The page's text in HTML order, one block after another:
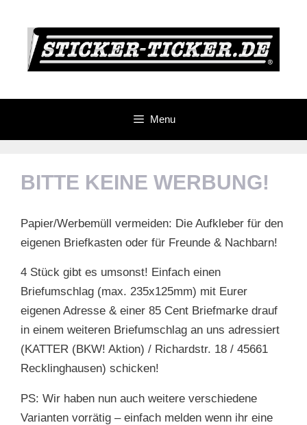
content
Menu
BITTE KEINE WERBUNG!
Papier/Werbemüll vermeiden: Die Aufkleber für den
eigenen Briefkasten oder für Freunde & Nachbarn!
4 Stück gibt es umsonst! Einfach einen
Briefumschlag (max. 235x125mm) mit Eurer
eigenen Adresse & einer 85 Cent Briefmarke drauf
in einem weiteren Briefumschlag an uns adressiert
(KATTER (BKW! Aktion) / Richardstr. 18 / 45661
Recklinghausen) schicken!
PS: Wir haben nun auch weitere verschiedene
Varianten vorrätig – einfach melden wenn ihr eine